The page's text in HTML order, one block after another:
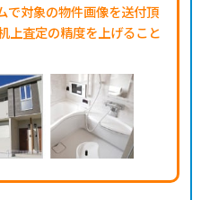
で対象の物件画像を送付頂
上査定の精度を上げること